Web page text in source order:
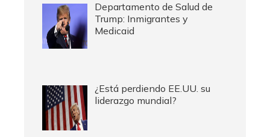
Departamento de Salud de
Trump: Inmigrantes y
Medicaid
¿Está perdiendo EE.UU. su
liderazgo mundial?